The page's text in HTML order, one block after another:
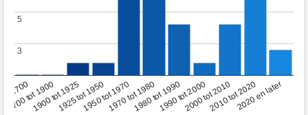
1700
1700 tot 1900
1900 tot 19251925 tot 19501950 tot 19701970 tot 19801980 tot 19901990 tot 20002000 tot 20102010 tot 20202020 en later
3
3
5
5